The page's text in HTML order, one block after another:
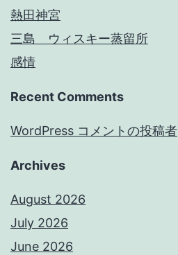
熱田神宮
三島 ウィスキー蒸留所
感情
Recent Comments
WordPress コメントの投稿者
Archives
August 2026
July 2026
June 2026